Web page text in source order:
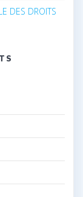
DES DROITS